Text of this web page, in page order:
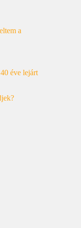
a
éve lejárt